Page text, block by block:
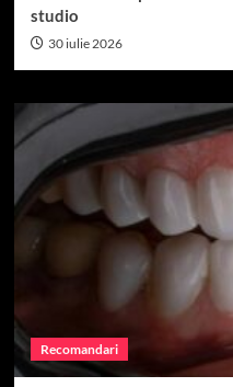
studio
30 iulie 2026
Recomandari